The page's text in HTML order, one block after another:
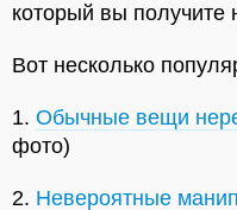
который вы получите
Вот несколько
1. Обычные вещи
фото)
2. Невероятные